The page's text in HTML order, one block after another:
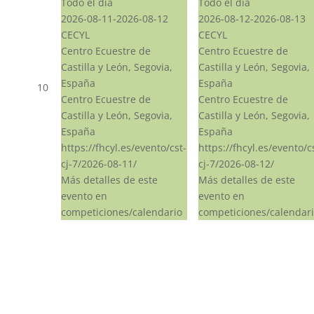
10
2026-08-11-2026-08-12
CECYL
Centro Ecuestre de
Castilla y León, Segovia,
España
Centro Ecuestre de
Castilla y León, Segovia,
España
https://fhcyl.es/evento/cst-
cj-7/2026-08-11/
Más detalles de este
evento en
competiciones/calendario
2026-08-12-2026-08-13
CECYL
Centro Ecuestre de
Castilla y León, Segovia,
España
Centro Ecuestre de
Castilla y León, Segovia,
España
https://fhcyl.es/evento/
cj-7/2026-08-12/
Más detalles de este
evento en
competiciones/